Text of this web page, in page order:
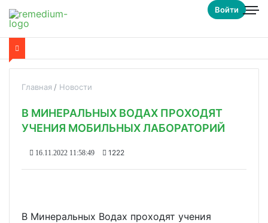
Войти
Главная Новости
В МИНЕРАЛЬНЫХ ВОДАХ ПРОХОДЯТ
УЧЕНИЯ МОБИЛЬНЫХ ЛАБОРАТОРИЙ
16.11.2022 11:58:49 1222
В Минеральных Водах проходят учения